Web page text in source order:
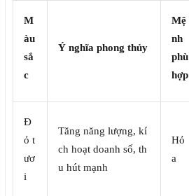
M
àu
sắ
c
Ý nghĩa phong thủy
Mệ
nh
phù
hợp
Đ
ỏ t
ươ
i
Tăng năng lượng, kí
ch hoạt doanh số, th
u hút mạnh
Hỏ
a